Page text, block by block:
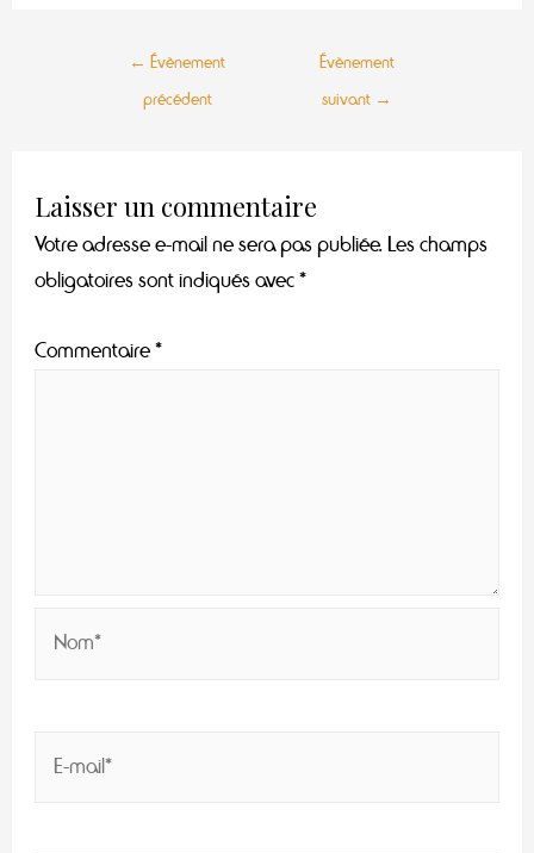
← Évènement
précédent
Évènement
suivant →
Laisser un commentaire
Votre adresse e-mail ne sera pas publiée.Les champs
obligatoires sont indiqués avec*
Commentaire*